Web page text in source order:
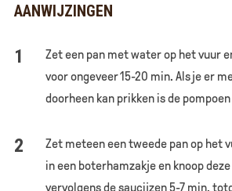
AANWIJZINGEN
Zet een pan met water op het vuur
voor ongeveer 15-20 min. Als je er
doorheen kan prikken is de pompoen
Zet meteen een tweede pan op het
in een boterhamzakje en knoop
vervolgens de saucijzen 5-7 min,